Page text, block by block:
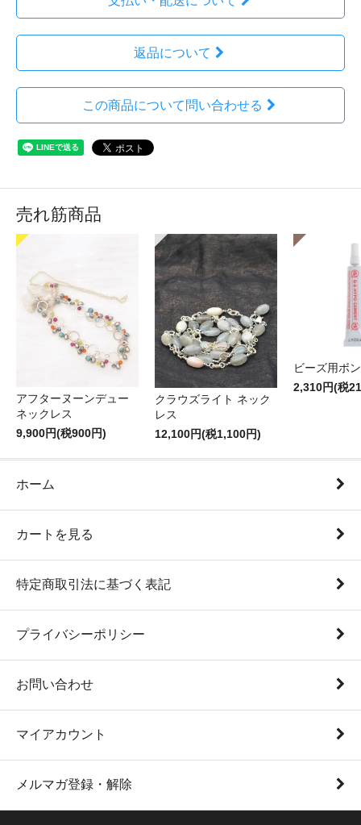
返品について
この商品について問い合わせる
売れ筋商品
アフターヌーンデュー
ネックレス
9,900円(税900円)
クラウズライト ネック
レス
12,100円(税1,100円)
ビーズ用ボ
2,310円(税
ホーム
カートを見る
特定商取引法に基づく表記
プライバシーポリシー
お問い合わせ
マイアカウント
メルマガ登録・解除